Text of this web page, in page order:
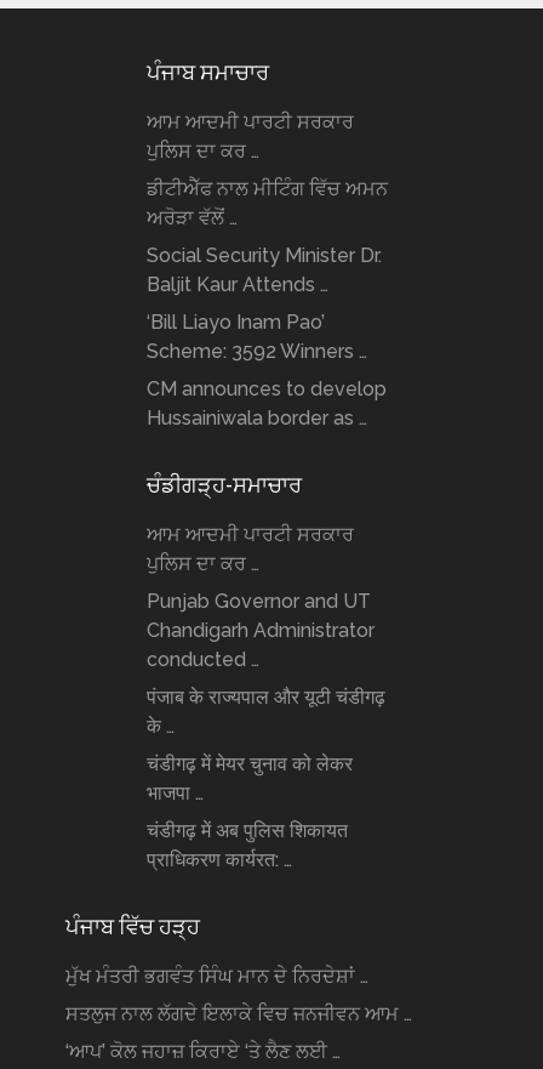
ਪੰਜਾਬ ਸਮਾਚਾਰ
ਆਮ ਆਦਮੀ ਪਾਰਟੀ ਸਰਕਾਰ
ਪੁਲਿਸ ਦਾ ਕਰ …
ਡੀਟੀਐੱਫ ਨਾਲ ਮੀਟਿੰਗ ਵਿੱਚ ਅਮਨ
ਅਰੋੜਾ ਵੱਲੋਂ …
Social Security Minister Dr.
Baljit Kaur Attends …
‘Bill Liayo Inam Pao’
Scheme: 3592 Winners …
CM announces to develop
Hussainiwala border as …
ਚੰਡੀਗੜ੍ਹ-ਸਮਾਚਾਰ
ਆਮ ਆਦਮੀ ਪਾਰਟੀ ਸਰਕਾਰ
ਪੁਲਿਸ ਦਾ ਕਰ …
Punjab Governor and UT
Chandigarh Administrator
conducted …
पंजाब के राज्यपाल और यूटी चंडीगढ़
के …
चंडीगढ़ में मेयर चुनाव को लेकर
भाजपा …
चंडीगढ़ में अब पुलिस शिकायत
प्राधिकरण कार्यरत: …
ਪੰਜਾਬ ਵਿੱਚ ਹੜ੍ਹ
ਮੁੱਖ ਮੰਤਰੀ ਭਗਵੰਤ ਸਿੰਘ ਮਾਨ ਦੇ ਨਿਰਦੇਸ਼ਾਂ …
ਸਤਲੁਜ ਨਾਲ ਲੱਗਦੇ ਇਲਾਕੇ ਵਿਚ ਜਨਜੀਵਨ ਆਮ …
‘ਆਪ’ ਕੋਲ ਜਹਾਜ਼ ਕਿਰਾਏ ‘ਤੇ ਲੈਣ ਲਈ …